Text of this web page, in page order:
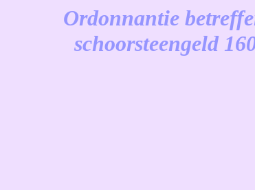
Ordonnantie
schoorsteengeld